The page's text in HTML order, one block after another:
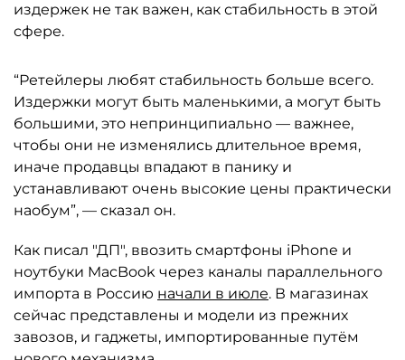
издержек не так важен, как стабильность в этой
сфере.
“Ретейлеры любят стабильность больше всего.
Издержки могут быть маленькими, а могут быть
большими, это непринципиально — важнее,
чтобы они не изменялись длительное время,
иначе продавцы впадают в панику и
устанавливают очень высокие цены практически
наобум”, — сказал он.
Как писал "ДП", ввозить смартфоны iPhone и
ноутбуки MacBook через каналы параллельного
импорта в Россию начали в июле. В магазинах
сейчас представлены и модели из прежних
завозов, и гаджеты, импортированные путём